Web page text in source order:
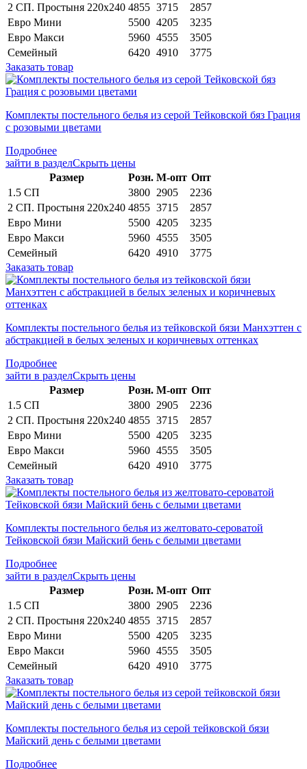
2 СП. Простыня 220х240 4855 3715
2857
Евро Мини
5500 4205
3235
Евро Макси
5960 4555
3505
Семейный
6420 4910
3775
Заказать товар
Комплекты постельного белья из серой Тейковской бяз Грация
с розовыми цветами
Подробнее
зайти в разделСкрыть цены
Раз­мер
Розн. М-опт Опт
1.5 СП
3800 2905
2236
2 СП. Простыня 220х240 4855 3715
2857
Евро Мини
5500 4205
3235
Евро Макси
5960 4555
3505
Семейный
6420 4910
3775
Заказать товар
Комплекты постельного белья из тейковской бязи Манхэттен с
абстракцией в белых зеленых и коричневых оттенках
Подробнее
зайти в разделСкрыть цены
Раз­мер
Розн. М-опт Опт
1.5 СП
3800 2905
2236
2 СП. Простыня 220х240 4855 3715
2857
Евро Мини
5500 4205
3235
Евро Макси
5960 4555
3505
Семейный
6420 4910
3775
Заказать товар
Комплекты постельного белья из желтовато-сероватой
Тейковской бязи Майский бень с белыми цветами
Подробнее
зайти в разделСкрыть цены
Раз­мер
Розн. М-опт Опт
1.5 СП
3800 2905
2236
2 СП. Простыня 220х240 4855 3715
2857
Евро Мини
5500 4205
3235
Евро Макси
5960 4555
3505
Семейный
6420 4910
3775
Заказать товар
Комплекты постельного белья из серой тейковской бязи
Майский день с белыми цветами
Подробнее